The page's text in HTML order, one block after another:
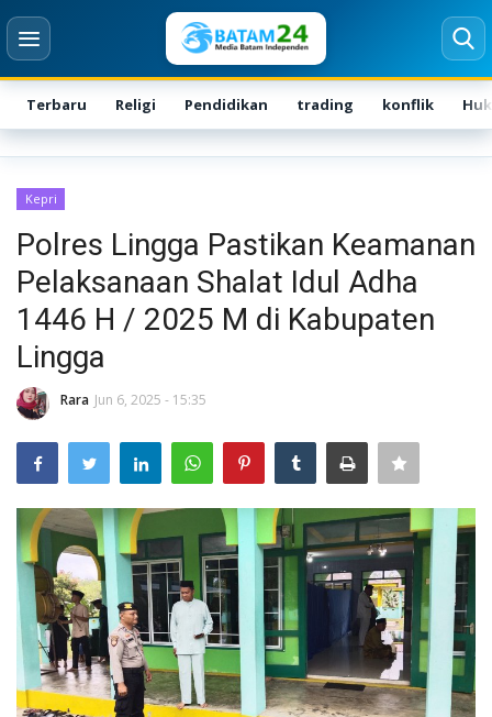
Terbaru Religi Pendidikan trading konflik
Login Register
Karir
Kontak
BATAM
Kepri
NASIONAL
INTERNASIONAL
TRAVEL
BISNIS
Kepri
Polres Lingga Pastikan Keamanan
Pelaksanaan Shalat Idul Adha
1446 H / 2025 M di Kabupaten
Lingga
Rara Jun 6, 2025 - 15:35